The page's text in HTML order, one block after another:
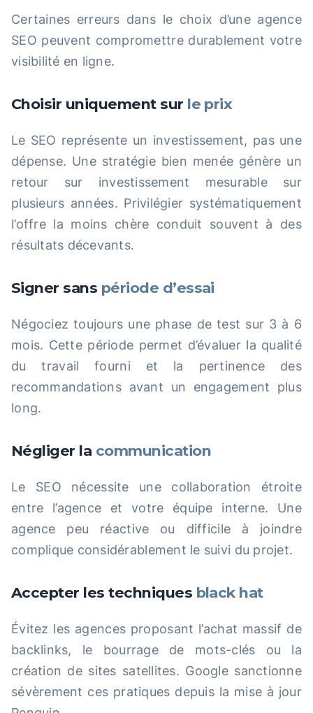
Certaines erreurs dans le choix d’une agence
SEO peuvent compromettre durablement votre
visibilité en ligne.
Choisir uniquement sur le prix
Le SEO représente un investissement, pas une
dépense. Une stratégie bien menée génère un
retour sur investissement mesurable sur
plusieurs années. Privilégier systématiquement
l’offre la moins chère conduit souvent à des
résultats décevants.
Signer sans période d’essai
Négociez toujours une phase de test sur 3 à 6
mois. Cette période permet d’évaluer la qualité
du travail fourni et la pertinence des
recommandations avant un engagement plus
long.
Négliger la communication
Le SEO nécessite une collaboration étroite
entre l’agence et votre équipe interne. Une
agence peu réactive ou difficile à joindre
complique considérablement le suivi du projet.
Accepter les techniques black hat
Évitez les agences proposant l’achat massif de
backlinks, le bourrage de mots-clés ou la
création de sites satellites. Google sanctionne
sévèrement ces pratiques depuis la mise à jour